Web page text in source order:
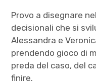
Provo a disegnare
decisionali che si
Alessandra e
prendendo gioco di
preda del caso, del
finire.